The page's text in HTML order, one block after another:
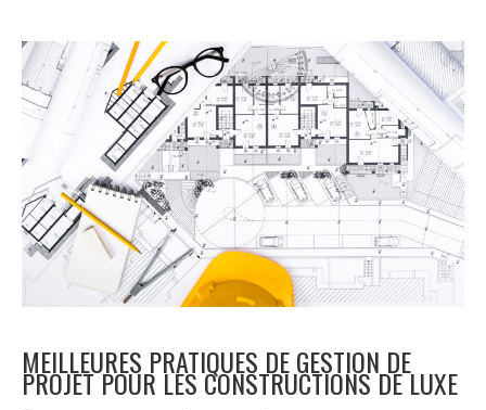
MEILLEURES PRATIQUES DE GESTION DE
PROJET POUR LES CONSTRUCTIONS DE LUXE